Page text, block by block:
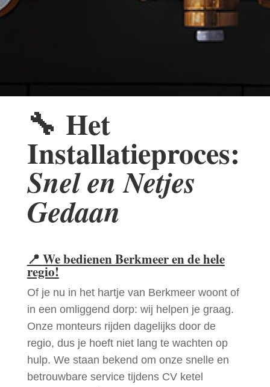
🔧 Het
Installatieproces:
Snel en Netjes
Gedaan
📍 We bedienen Berkmeer en de hele
regio!
Of je nu in het hartje van Berkmeer woont of
in een omliggend dorp: wij helpen je graag.
Onze monteurs rijden dagelijks door de
regio, dus je hoeft niet lang te wachten op
hulp. We staan bekend om onze snelle en
betrouwbare service tijdens CV ketel